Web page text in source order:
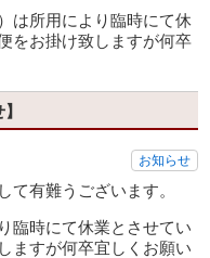
は所用により臨時にて休
をお掛け致しますが何卒
お知らせ
て有難うございます。
臨時にて休業とさせてい
ますが何卒宜しくお願い